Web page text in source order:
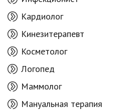
Кардиолог
Кинезитерапевт
Косметолог
Логопед
Маммолог
Мануальная терапия